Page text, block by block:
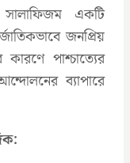
একটি
জনপ্রিয়
কারণে পাশ্চাত্যের
ব্যাপারে